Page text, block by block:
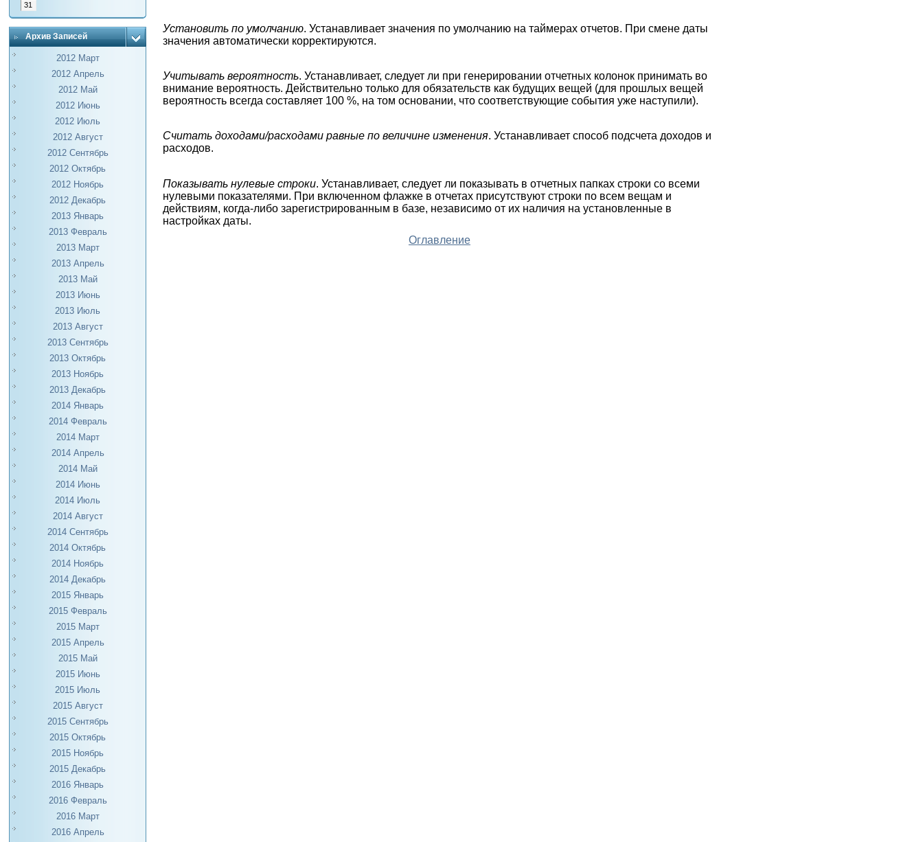
31
Архив Записей
2012 Март
2012 Апрель
2012 Май
2012 Июнь
2012 Июль
2012 Август
2012 Сентябрь
2012 Октябрь
2012 Ноябрь
2012 Декабрь
2013 Январь
2013 Февраль
2013 Март
2013 Апрель
2013 Май
2013 Июнь
2013 Июль
2013 Август
2013 Сентябрь
2013 Октябрь
2013 Ноябрь
2013 Декабрь
2014 Январь
2014 Февраль
2014 Март
2014 Апрель
2014 Май
2014 Июнь
2014 Июль
2014 Август
2014 Сентябрь
2014 Октябрь
2014 Ноябрь
2014 Декабрь
2015 Январь
2015 Февраль
2015 Март
2015 Апрель
2015 Май
2015 Июнь
2015 Июль
2015 Август
2015 Сентябрь
2015 Октябрь
2015 Ноябрь
2015 Декабрь
2016 Январь
2016 Февраль
2016 Март
2016 Апрель
Установить по умолчанию. Устанавливает значения по умолчанию на таймерах отчетов. При смене даты
значения автоматически корректируются.
Учитывать вероятность. Устанавливает, следует ли при генерировании отчетных колонок принимать во
внимание вероятность. Действительно только для обязательств как будущих вещей (для прошлых вещей
вероятность всегда составляет 100 %, на том основании, что соответствующие события уже наступили).
Считать доходами/расходами равные по величине изменения. Устанавливает способ подсчета доходов и
расходов.
Показывать нулевые строки. Устанавливает, следует ли показывать в отчетных папках строки со всеми
нулевыми показателями. При включенном флажке в отчетах присутствуют строки по всем вещам и
действиям, когда-либо зарегистрированным в базе, независимо от их наличия на установленные в
настройках даты.
Оглавление